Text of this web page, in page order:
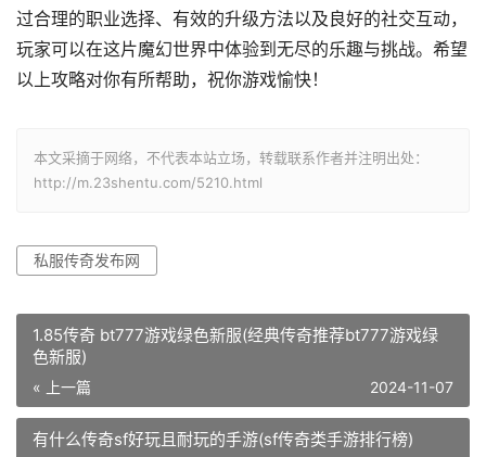
过合理的职业选择、有效的升级方法以及良好的社交互动，
玩家可以在这片魔幻世界中体验到无尽的乐趣与挑战。希望
以上攻略对你有所帮助，祝你游戏愉快！
本文采摘于网络，不代表本站立场，转载联系作者并注明出处：
http://m.23shentu.com/5210.html
私服传奇发布网
1.85传奇 bt777游戏绿色新服(经典传奇推荐bt777游戏绿
色新服)
« 上一篇 2024-11-07
有什么传奇sf好玩且耐玩的手游(sf传奇类手游排行榜)